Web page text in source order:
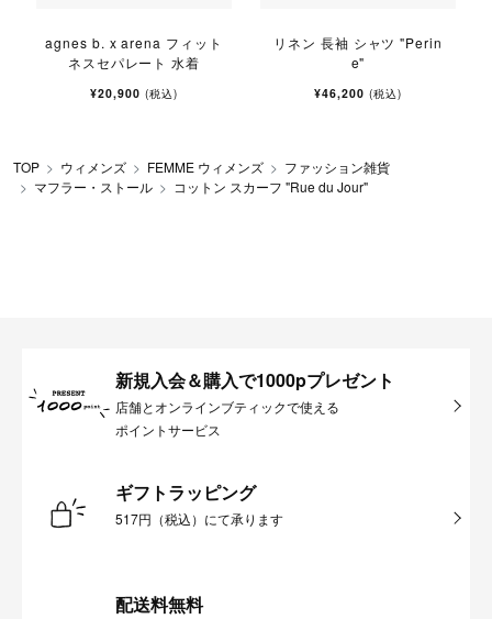
agnes b. x arena フィット
ネスセパレート 水着
¥20,900 (税込)
リネン 長袖 シャツ "Perin
e"
¥46,200 (税込)
TOP ウィメンズ FEMME ウィメンズ
ファッション雑貨
マフラー・ストール
コットン スカーフ "Rue du Jour"
新規入会＆購入で1000pプレゼント
店舗とオンラインブティックで使える
ポイントサービス
ギフトラッピング
517円（税込）にて承ります
配送料無料